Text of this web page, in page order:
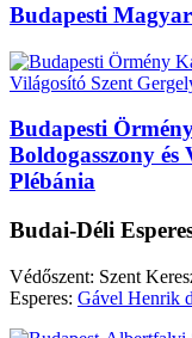
Budapesti
Budapesti
Boldogasszony és
Plébánia
Budai-Déli
Védőszent: Szent
Esperes: Gável Henrik